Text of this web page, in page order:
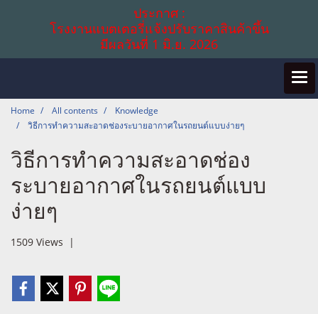
ประกาศ :
โรงงานแบตเตอรี่แจ้งปรับราคาสินค้าขึ้น
มีผลวันที่ 1 มิ.ย. 2026
Home All contents
Knowledge
วิธีการทำความสะอาดช่องระบายอากาศในรถยนต์แบบง่ายๆ
วิธีการทำความสะอาดช่อง
ระบายอากาศในรถยนต์แบบ
ง่ายๆ
1509 Views |